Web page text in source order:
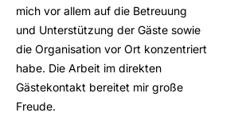
mich vor allem auf die Betreuung
und Unterstützung der Gäste sowie
die Organisation vor Ort konzentriert
habe. Die Arbeit im direkten
Gästekontakt bereitet mir große
Freude.